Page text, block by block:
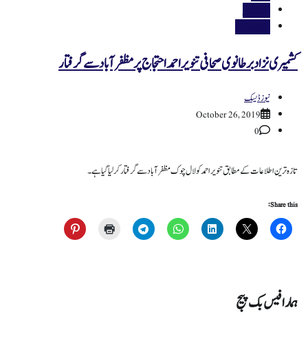
کشمیری نزاد برطانوی صحافی تنویر احمد احتجاج پر مظفرآباد سے گرفتار
نیوز ڈیسک
October 26, 2019
0
تازہ ترین اطلاعات کے مطابق تنویر احمد کو لال چوک مظفرآباد سے گرفتار کر لیا گیا ہے۔
Share this:
ہمارا فیس بک پیج